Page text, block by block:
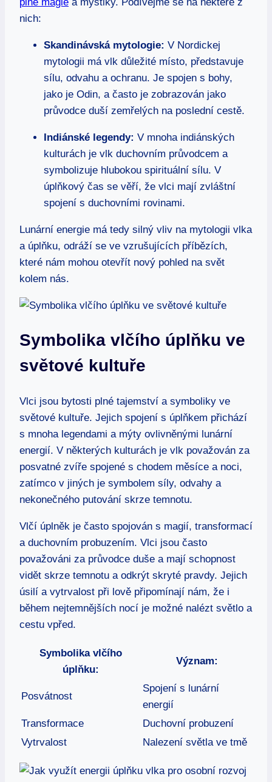
nich:
Skandinávská mytologie: V Nordickej
mytologii má vlk důležité místo, představuje
sílu, odvahu a ochranu. Je spojen s bohy,
jako je Odin, a často je zobrazován jako
průvodce duší zemřelých na poslední cestě.
Indiánské legendy: V mnoha indiánských
kulturách je vlk duchovním průvodcem a
symbolizuje hlubokou spirituální sílu. V
úplňkový čas se věří, že vlci mají zvláštní
spojení s duchovními rovinami.
Lunární energie má tedy silný vliv na mytologii vlka
a úplňku, odráží se ve vzrušujících příbězích,
které nám mohou otevřít nový pohled na svět
kolem nás.
Symbolika vlčího úplňku ve
světové kultuře
Vlci jsou bytosti plné tajemství a symboliky ve
světové kultuře. Jejich spojení s úplňkem přichází
s mnoha legendami a mýty ovlivněnými lunární
energií. V některých kulturách je vlk považován za
posvatné zvíře spojené s chodem měsíce a noci,
zatímco v jiných je symbolem síly, odvahy a
nekonečného putování skrze temnotu.
Vlčí úplněk je často spojován s magií, transformací
a duchovním probuzením. Vlci jsou často
považováni za průvodce duše a mají schopnost
vidět skrze temnotu a odkrýt skryté pravdy. Jejich
úsilí a vytrvalost při lově připomínají nám, že i
během nejtemnějších nocí je možné nalézt světlo a
cestu vpřed.
Symbolika vlčího
úplňku:
Význam:
Posvátnost
Spojení s lunární
energií
Transformace
Duchovní probuzení
Vytrvalost
Nalezení světla ve tmě